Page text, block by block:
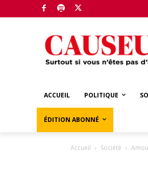
ACCUEIL POLITIQUE
ÉDITION ABONNÉ
Accueil Société